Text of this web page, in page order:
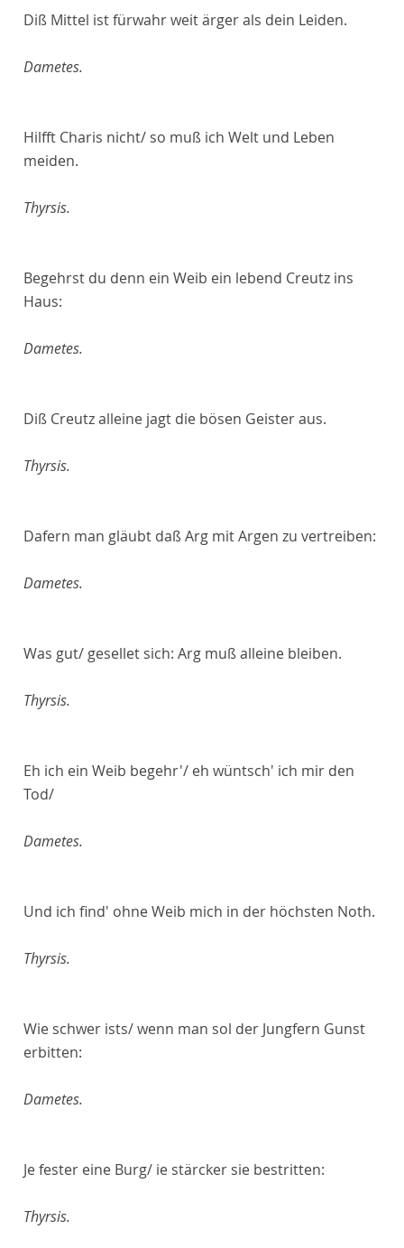
Diß Mittel ist fürwahr weit ärger als dein Leiden.
Dametes.
Hilfft Charis nicht/ so muß ich Welt und Leben
meiden.
Thyrsis.
Begehrst du denn ein Weib ein lebend Creutz ins
Haus:
Dametes.
Diß Creutz alleine jagt die bösen Geister aus.
Thyrsis.
Dafern man gläubt daß Arg mit Argen zu vertreiben:
Dametes.
Was gut/ gesellet sich: Arg muß alleine bleiben.
Thyrsis.
Eh ich ein Weib begehr'/ eh wüntsch' ich mir den
Tod/
Dametes.
Und ich find' ohne Weib mich in der höchsten Noth.
Thyrsis.
Wie schwer ists/ wenn man sol der Jungfern Gunst
erbitten:
Dametes.
Je fester eine Burg/ ie stärcker sie bestritten:
Thyrsis.